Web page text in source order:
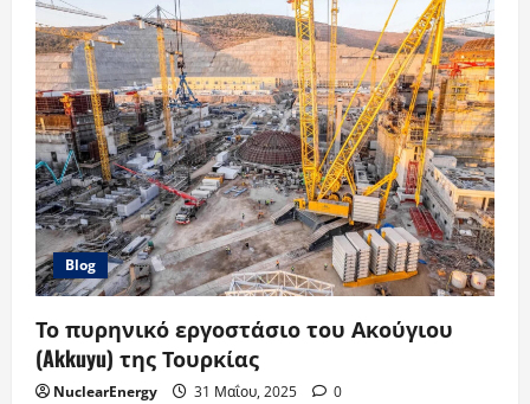
Blog
Το πυρηνικό εργοστάσιο του Ακούγιου
(Akkuyu) της Τουρκίας
NuclearEnergy 31 Μαΐου, 2025 0